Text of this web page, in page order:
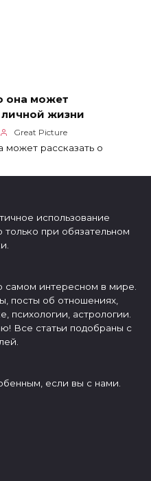
она может
личной жизни
Great Picture
может рассказать о
использование
при обязательном
самом интересном в мире.
посты об отношениях,
психологии, астрологии.
Все статьи подобраны с
если вы с нами.